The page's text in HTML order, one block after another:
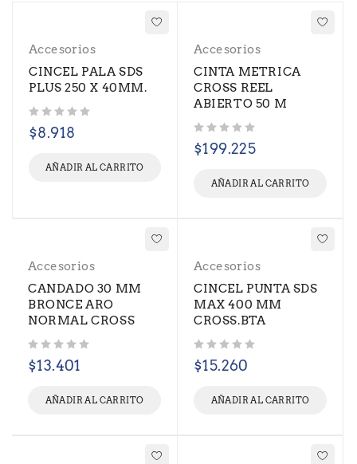
Accesorios
CINCEL PALA SDS
PLUS 250 X 40MM.
$8.918
AÑADIR AL CARRITO
Accesorios
CINTA METRICA
CROSS REEL
ABIERTO 50 M
$199.225
AÑADIR AL CARRITO
Accesorios
CANDADO 30 MM
BRONCE ARO
NORMAL CROSS
$13.401
AÑADIR AL CARRITO
Accesorios
CINCEL PUNTA SDS
MAX 400 MM
CROSS.BTA
$15.260
AÑADIR AL CARRITO